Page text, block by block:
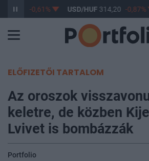
363,17 -0,61% USD/HUF 314,20 -0,87%
ELŐFIZETŐI TARTALOM
Az oroszok
keletre, de közben
Lvivet is bombázzák
Portfolio